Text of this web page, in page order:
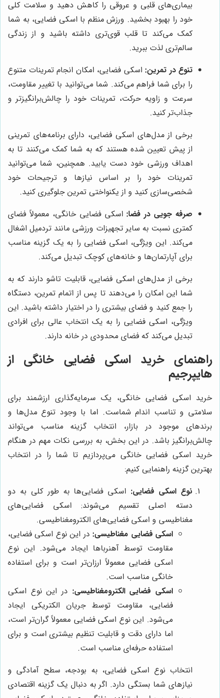
بیماری‌های قلبی و عروقی را کاهش دهید و سلامت کلی
خود را بهبود بخشید. ورزش منظم با اسکی فضایی، به شما
کمک می‌کند تا قلب قوی‌تری داشته باشید و از زندگی
سالم‌تری لذت ببرید.
تنوع در تمرین: اسکی فضایی، امکان انجام تمرینات متنوع
را برای شما فراهم می‌کند. شما می‌توانید با تغییر مقاومت،
سرعت و زاویه حرکت، تمرینات خود را چالش‌برانگیزتر و
جذاب‌تر کنید.
برخی از مدل‌های اسکی فضایی، دارای برنامه‌های تمرینی
از پیش تعیین شده هستند که به شما کمک می‌کنند تا به
اهداف ورزشی خود دست یابید. همچنین، شما می‌توانید
تمرینات خود را بر اساس نیازها و ترجیحات خود
شخصی‌سازی کنید و از یکنواختی تمرین جلوگیری کنید.
صرفه جویی در فضا: اسکی فضایی خانگی، معمولاً فضای
کمتری نسبت به سایر تجهیزات ورزشی مانند تردمیل اشغال
می‌کند. این ویژگی، اسکی فضایی را به یک گزینه مناسب
برای آپارتمان‌ها و خانه‌های کوچک تبدیل می‌کند.
برخی از مدل‌های اسکی فضایی، قابلیت تاشو دارند که به
شما این امکان را می‌دهند تا پس از اتمام تمرین، دستگاه
را جمع کنید و فضای بیشتری را در اختیار داشته باشید. این
ویژگی، اسکی فضایی را به یک انتخاب عالی برای افرادی
تبدیل می‌کند که فضای محدودی در خانه دارند.
راهنمای خرید اسکی فضایی خانگی از
هایپرجیم
خرید اسکی فضایی خانگی، یک سرمایه‌گذاری ارزشمند برای
سلامتی و تناسب اندام شماست. اما با وجود تنوع مدل‌ها و
برندهای موجود در بازار، انتخاب گزینه مناسب می‌تواند
چالش‌برانگیز باشد. در این بخش، به بررسی نکات مهم در هنگام
خرید اسکی فضایی خانگی می‌پردازیم تا شما را در انتخاب
بهترین گزینه راهنمایی کنیم:
نوع اسکی فضایی: اسکی فضایی‌ها به طور کلی به دو
دسته اصلی تقسیم می‌شوند: اسکی فضایی‌های
مغناطیسی و اسکی فضایی‌های الکترومغناطیسی.
اسکی فضایی مغناطیسی: در این نوع اسکی فضایی،
مقاومت توسط آهنرباها ایجاد می‌شود. این نوع
اسکی فضایی معمولاً ارزان‌تر است و برای استفاده
خانگی مناسب است.
اسکی فضایی الکترومغناطیسی: در این نوع اسکی
فضایی، مقاومت توسط جریان الکتریکی ایجاد
می‌شود. این نوع اسکی فضایی معمولاً گران‌تر است،
اما دارای دقت و قابلیت تنظیم بیشتری است و برای
استفاده حرفه‌ای مناسب است.
انتخاب نوع اسکی فضایی، به بودجه، سطح آمادگی و
نیازهای شما بستگی دارد. اگر به دنبال یک گزینه اقتصادی